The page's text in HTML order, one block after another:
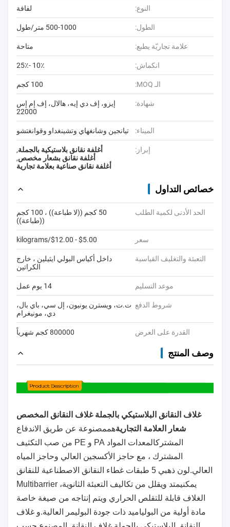
النوع: لفافة
الطول: 500-1000 متر/طول
علامة تجاريّة يطبع: متاحة
انكماش: 10٪ -25٪
الـ MOQ: 100 كجم
شهادة:
إيزو، إف دي إيه، هالال، إف إم إس
22000
الميناء: تيانجين وشانغهاي وتشينغداو وقوانغتشو
إبراز: أغلفة نقانق بلاستيكية بالجملة,
أغلفة نقانق بشعار مخصص,
أغلفة نقانق صناعية بعلامة تجارية
خصائص التداول
الحد الأدنى لكمية الطلب
50 كجم ((لا طباعة)) ، 100 كجم
((طباعة))
سعر $5.00 - $12.00/kilograms
التعبئة والتغليف القياسية
داخل أكياس البولي ايثيلين ، خارج
الكراتين
موعد التسليم 14 يوم عمل
شروط الدفع ت.ت، ويسترن يونيون، إل سي، باي بال،
دي، مونيغرام
القدرة على العرض 800000 كجم شهرياً
وصف المنتج
غلاف النقانق البلاستيكي بالجملة غلاف النقانق المخصص
شعار العلامة التجاريةهممصنوعة عن طريق الاندفاع
المشترك
المعدات المواد PA و PE من صب التكثيف
المشترك ، مع حاجز الأكسجين العالي وحاجز المياه
العالي.
لون ذهبي 5 طبقات غطاء النقانق الاصطناعية للنقانق
يمكن
يمتد ويقلل من تكاليف التعبئة الثانوية، Multibarrier
الغلاف قابلة للتقلص الحراري ويتم إنتاجه من صيغة خاصة
مادة أولية من البولياميد ذات جودة البوليمر العالية.و غلاف